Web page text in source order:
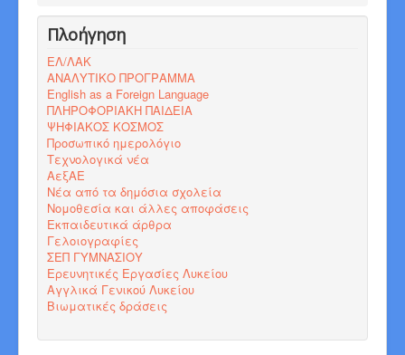
Πλοήγηση
ΕΛ/ΛΑΚ
ΑΝΑΛΥΤΙΚΟ ΠΡΟΓΡΑΜΜΑ
English as a Foreign Language
ΠΛΗΡΟΦΟΡΙΑΚΗ ΠΑΙΔΕΙΑ
ΨΗΦΙΑΚΟΣ ΚΟΣΜΟΣ
Προσωπικό ημερολόγιο
Τεχνολογικά νέα
ΑεξΑΕ
Νέα από τα δημόσια σχολεία
Νομοθεσία και άλλες αποφάσεις
Εκπαιδευτικά άρθρα
Γελοιογραφίες
ΣΕΠ ΓΥΜΝΑΣΙΟΥ
Ερευνητικές Εργασίες Λυκείου
Αγγλικά Γενικού Λυκείου
Βιωματικές δράσεις